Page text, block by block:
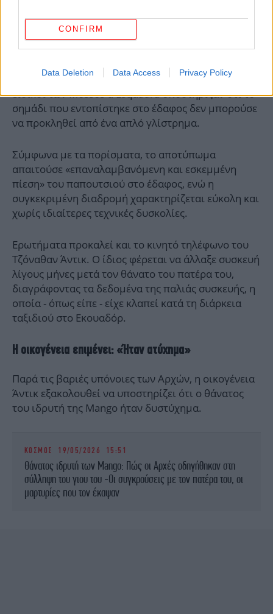
CONFIRM
Data Deletion Data Access Privacy Policy
Το «περίεργο» σημάδι στο έδαφος και το χαμένο
κινητό
Σημαντικό στοιχείο στην υπόθεση αποτελεί και η
τεχνική ανάλυση του σημείου της πτώσης. Οι
ειδικοί των Mossos d'Esquadra υποστήριξαν ότι το
σημάδι που εντοπίστηκε στο έδαφος δεν μπορούσε
να προκληθεί από ένα απλό γλίστρημα.
Σύμφωνα με τα πορίσματα, το αποτύπωμα
απαιτούσε «επαναλαμβανόμενη και εσκεμμένη
πίεση» του παπουτσιού στο έδαφος, ενώ η
συγκεκριμένη διαδρομή χαρακτηρίζεται εύκολη και
χωρίς ιδιαίτερες τεχνικές δυσκολίες.
Ερωτήματα προκαλεί και το κινητό τηλέφωνο του
Τζόναθαν Άντικ. Ο ίδιος φέρεται να άλλαξε συσκευή
λίγους μήνες μετά τον θάνατο του πατέρα του,
διαγράφοντας τα δεδομένα της παλιάς συσκευής, η
οποία - όπως είπε - είχε κλαπεί κατά τη διάρκεια
ταξιδιού στο Εκουαδόρ.
Η οικογένεια επιμένει: «Ήταν ατύχημα»
Παρά τις βαριές υπόνοιες των Αρχών, η οικογένεια
Άντικ εξακολουθεί να υποστηρίζει ότι ο θάνατος
του ιδρυτή της Mango ήταν δυστύχημα.
ΚΟΣΜΟΣ 19/05/2026 15:51
Θάνατος ιδρυτή των Mango: Πώς οι Αρχές οδηγήθηκαν στη
σύλληψη του γιου του -Οι συγκρούσεις με τον πατέρα του, οι
μαρτυρίες που τον έκαψαν